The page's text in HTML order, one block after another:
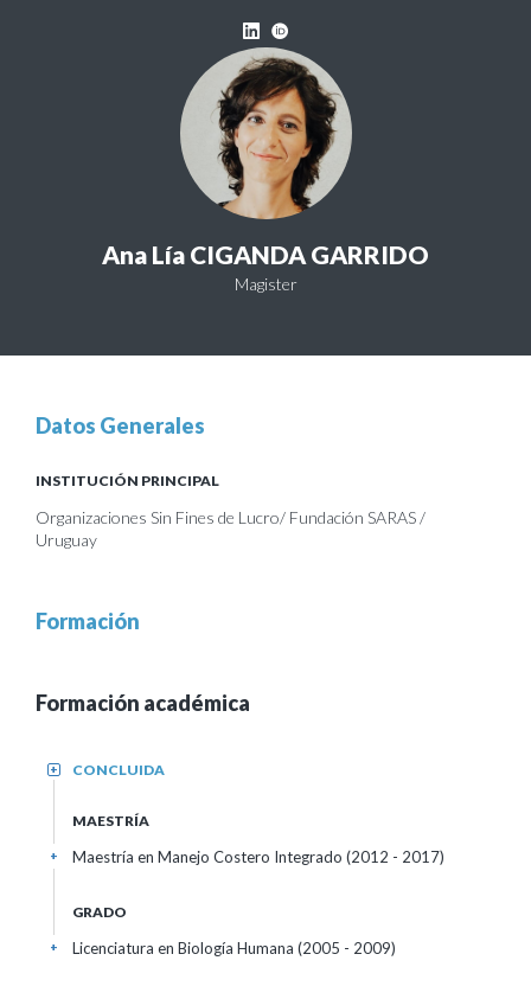
Ana Lía CIGANDA GARRIDO
Magister
Datos Generales
INSTITUCIÓN PRINCIPAL
Organizaciones Sin Fines de Lucro/ Fundación SARAS /
Uruguay
Formación
Formación académica
CONCLUIDA
+
MAESTRÍA
Maestría en Manejo Costero Integrado (2012 - 2017)
+
GRADO
Licenciatura en Biología Humana (2005 - 2009)
+